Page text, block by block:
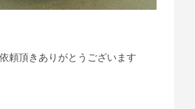
頼頂きありがとうございます